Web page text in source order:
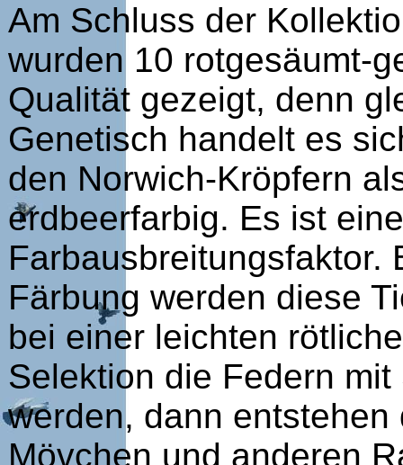
Am Schluss der
wurden 10 rotgesäumt-
Qualität gezeigt, denn
Genetisch handelt es
den Norwich-Kröpfern
erdbeerfarbig. Es ist
Farbausbreitungsfaktor.
Färbung werden diese
bei einer leichten
Selektion die Federn
werden, dann
Mövchen und anderen